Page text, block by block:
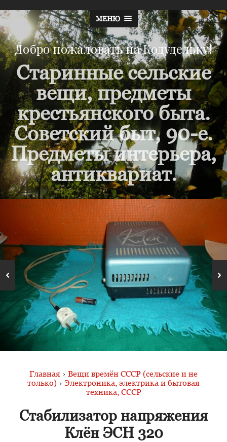
МЕНЮ
Добро пожаловать на Кодудельку!
Старинные сельские
вещи, предметы
крестьянского быта.
Советский быт, 90-е.
Предметы интерьера,
антиквариат.
Главная › Вещи времён СССР (сельские и не
только) › Электроника, электрика и бытовая
техника, СССР
Стабилизатор напряжения
Клён ЭСН 320